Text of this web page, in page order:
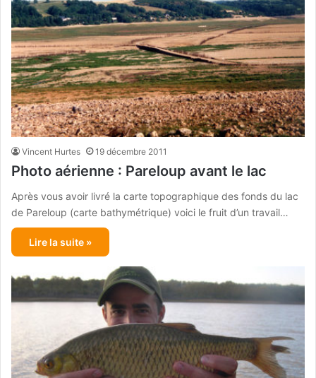
Vincent Hurtes 19 décembre 2011
Photo aérienne : Pareloup avant le lac
Après vous avoir livré la carte topographique des fonds du lac
de Pareloup (carte bathymétrique) voici le fruit d’un travail…
Lire la suite »